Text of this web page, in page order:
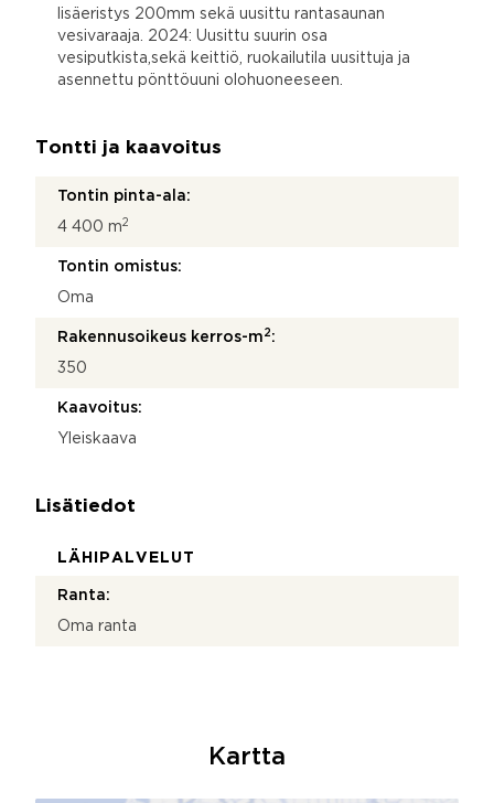
lisäeristys 200mm sekä uusittu rantasaunan
vesivaraaja. 2024: Uusittu suurin osa
vesiputkista,sekä keittiö, ruokailutila uusittuja ja
asennettu pönttöuuni olohuoneeseen.
Tontti ja kaavoitus
Tontin pinta-ala:
4 400 m2
Tontin omistus:
Oma
Rakennusoikeus kerros-m 2 :
350
Kaavoitus:
Yleiskaava
Lisätiedot
LÄHIPALVELUT
Ranta:
Oma ranta
Kartta